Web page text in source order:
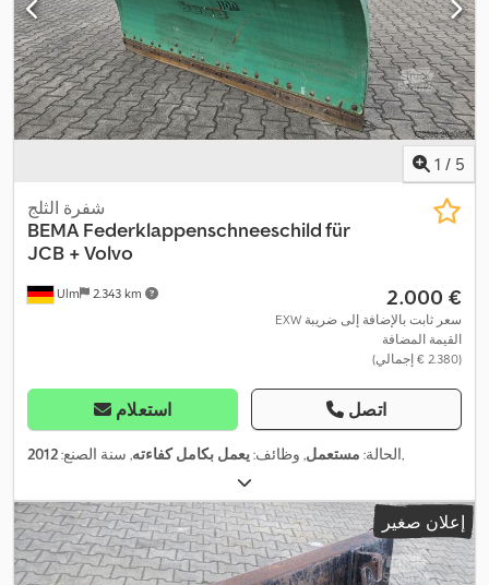
1 / 5
Ulm 2.343 km
شفرة الثلج
BEMA Federklappenschneeschild für
JCB + Volvo
‏2.000 €
EXW سعر ثابت بالإضافة إلى ضريبة
القيمة المضافة
(‏2.380 € إجمالي)
استعلام اتصل
الحالة: مستعمل, وظائف:يعمل بكامل كفاءته, سنة الصنع:2012 ,
إعلان صغير